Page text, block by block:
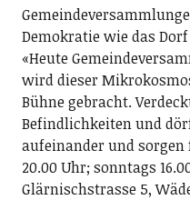
Demokratie wie das
«Heute
wird dieser
Bühne gebracht.
Befindlichkeiten und
aufeinander und
20.00 Uhr; sonntags
Glärnischstrasse 5,